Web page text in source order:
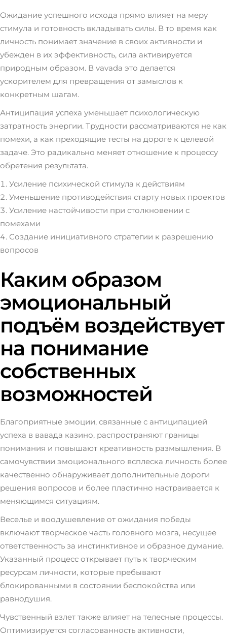
Ожидание успешного исхода прямо влияет на меру
стимула и готовность вкладывать силы. В то время как
личность понимает значение в своих активности и
убежден в их эффективность, сила активируется
природным образом. В vavada это делается
ускорителем для превращения от замыслов к
конкретным шагам.
Антиципация успеха уменьшает психологическую
затратность энергии. Трудности рассматриваются не как
помехи, а как преходящие тесты на дороге к целевой
задаче. Это радикально меняет отношение к процессу
обретения результата.
Усиление психической стимула к действиям
Уменьшение противодействия старту новых проектов
Усиление настойчивости при столкновении с
помехами
Создание инициативного стратегии к разрешению
вопросов
Каким образом
эмоциональный
подъём воздействует
на понимание
собственных
возможностей
Благоприятные эмоции, связанные с антиципацией
успеха в вавада казино, распространяют границы
понимания и повышают креативность размышления. В
самочувствии эмоционального всплеска личность более
качественно обнаруживает дополнительные дороги
решения вопросов и более пластично настраивается к
меняющимся ситуациям.
Веселье и воодушевление от ожидания победы
включают творческое часть головного мозга, несущее
ответственность за инстинктивное и образное думание.
Указанный процесс открывает путь к творческим
ресурсам личности, которые пребывают
блокированными в состоянии беспокойства или
равнодушия.
Чувственный взлет также влияет на телесные процессы.
Оптимизируется согласованность активности,